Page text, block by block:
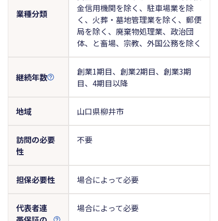
業種分類
金信用機関を除く、駐車場業を除
く、火葬・墓地管理業を除く、郵便
局を除く、廃棄物処理業、政治団
体、と畜場、宗教、外国公務を除く
継続年数
創業1期目、創業2期目、創業3期
目、4期目以降
地域 山口県柳井市
訪問の必要
性
不要
担保必要性 場合によって必要
代表者連
場合によって必要